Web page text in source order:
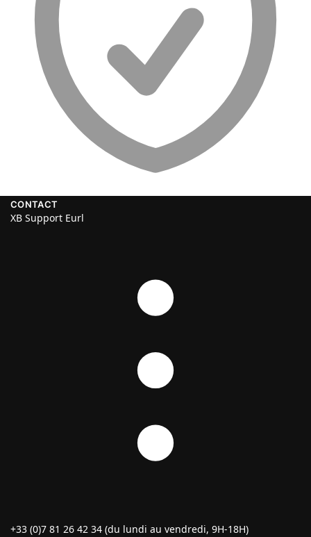
CONTACT
XB Support Eurl
+33 (0)7 81 26 42 34 (du lundi au vendredi, 9H-18H)